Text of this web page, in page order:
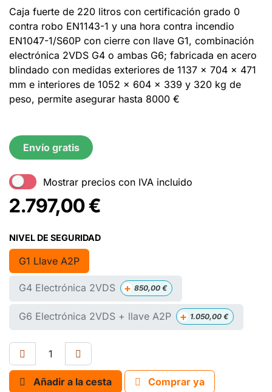
Caja fuerte de 220 litros con certificación grado 0
contra robo EN1143-1 y una hora contra incendio
EN1047-1/S60P con cierre con llave G1, combinación
electrónica 2VDS G4 o ambas G6; fabricada en acero
blindado con medidas exteriores de 1137 x 704 x 471
mm e interiores de 1052 x 604 x 339 y 320 kg de
peso, permite asegurar hasta 8000 €
Envío gratis
Mostrar precios con IVA incluido
2.797,00€
NIVEL DE SEGURIDAD
G1 Llave A2P
G4 Electrónica 2VDS + 850,00 €
G6 Electrónica 2VDS + llave A2P + 1.050,00 €
Añadir a la cesta
Comprar ya